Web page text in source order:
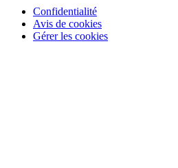
Confidentialité
Avis de cookies
Gérer les cookies